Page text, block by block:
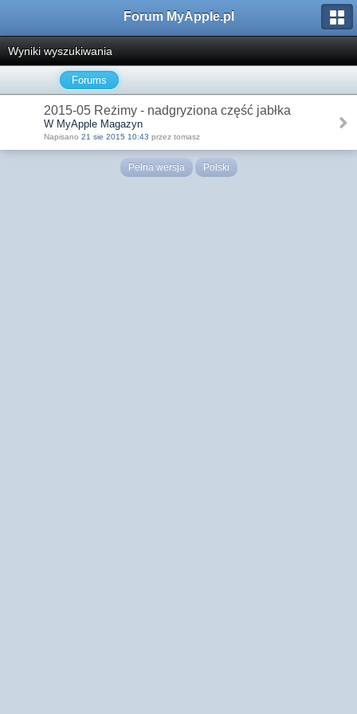
Forum MyApple.pl
Wyniki wyszukiwania
Forums
2015-05 Reżimy - nadgryziona część jabłka
W MyApple Magazyn
Napisano 21 sie 2015 10:43 przez tomasz
Pełna wersja Polski